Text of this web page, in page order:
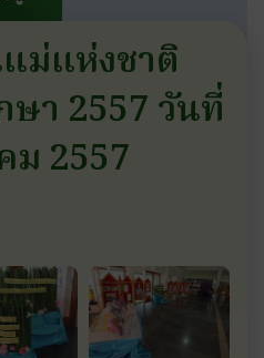
ม่แห่งชาติ
ษา 2557 วันที่
ม 2557